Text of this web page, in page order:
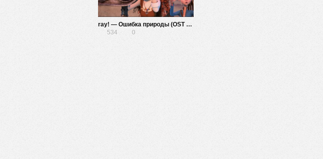
ray! — Ошибка природы (OST Яга и книга заклинаний)
534
0